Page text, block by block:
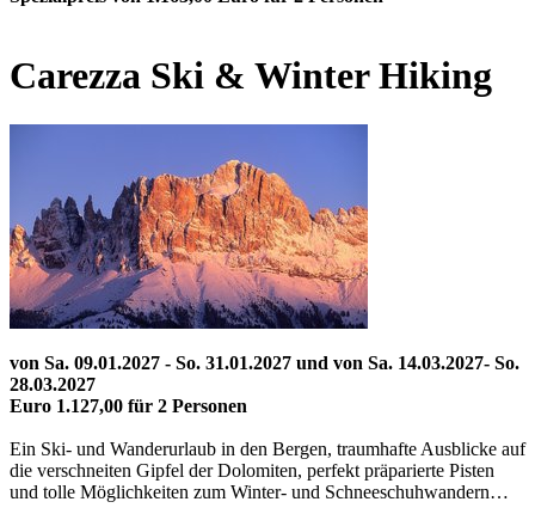
Carezza Ski & Winter Hiking
von Sa. 09.01.2027 - So. 31.01.2027 und von Sa. 14.03.2027- So.
28.03.2027
Euro 1.127,00 für 2 Personen
Ein Ski- und Wanderurlaub in den Bergen, traumhafte Ausblicke auf
die verschneiten Gipfel der Dolomiten, perfekt präparierte Pisten
und tolle Möglichkeiten zum Winter- und Schneeschuhwandern…